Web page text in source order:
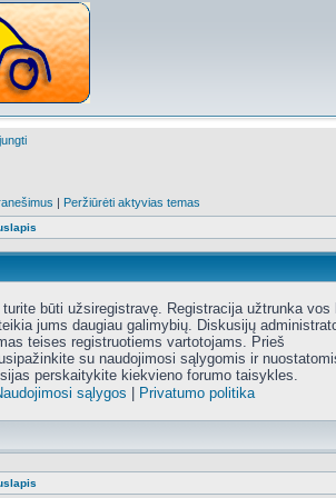
| Peržiūrėti aktyvias temas
turite būti užsiregistravę. Registracija užtrunka vos
jums daugiau galimybių. Diskusijų
teises registruotiems vartotojams. Prieš
su naudojimosi sąlygomis ir
perskaitykite kiekvieno forumo taisykles.
sąlygos
Privatumo politika